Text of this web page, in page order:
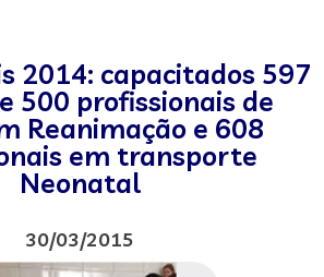
2014: capacitados 597
500 profissionais de
Reanimação e 608
em transporte
Neonatal
30/03/2015